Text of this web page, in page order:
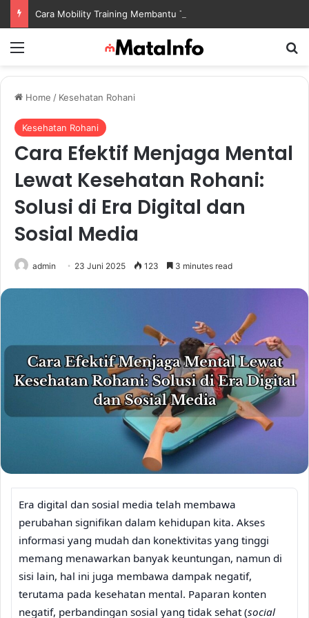
Home / Kesehatan Rohani
Kesehatan Rohani
Cara Efektif Menjaga Mental
Lewat Kesehatan Rohani:
Solusi di Era Digital dan
Sosial Media
admin 23 Juni 2025 123 3 minutes read
Era digital dan sosial media telah membawa
perubahan signifikan dalam kehidupan kita. Akses
informasi yang mudah dan konektivitas yang tinggi
memang menawarkan banyak keuntungan, namun di
sisi lain, hal ini juga membawa dampak negatif,
terutama pada kesehatan mental. Paparan konten
negatif, perbandingan sosial yang tidak sehat (social